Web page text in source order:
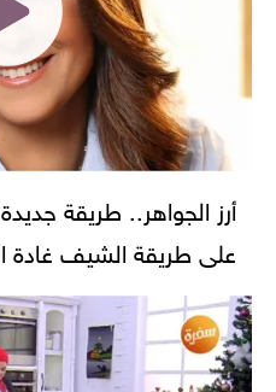
أرز الجواهر.. طريقة
على طريقة الشيف غادة